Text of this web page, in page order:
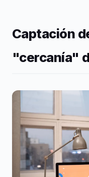
Captación
"cercanía"